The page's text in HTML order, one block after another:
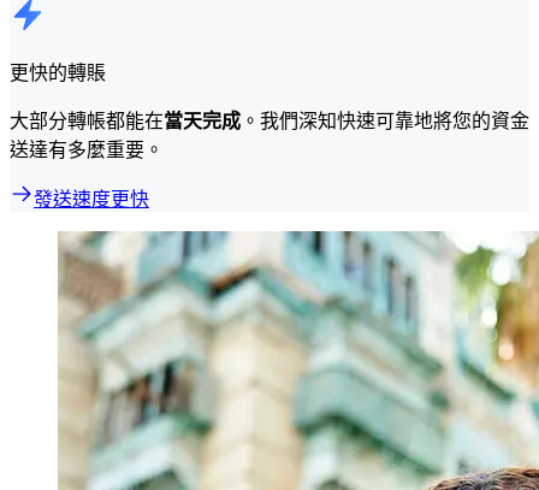
更快的轉賬
大部分轉帳都能在當天完成 。我們深知快速可靠地將您的資金
送達有多麼重要。
發送速度更快